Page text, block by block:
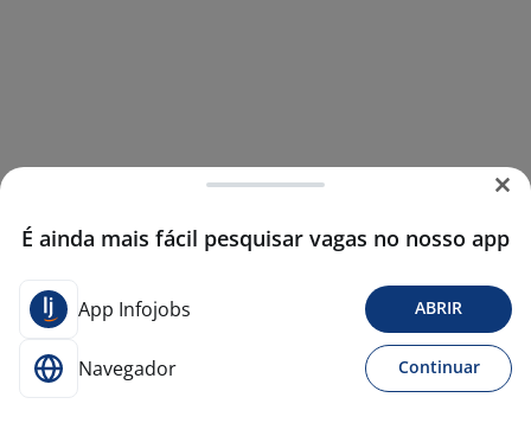
É ainda mais fácil pesquisar vagas no nosso app
App Infojobs ABRIR
Navegador Continuar